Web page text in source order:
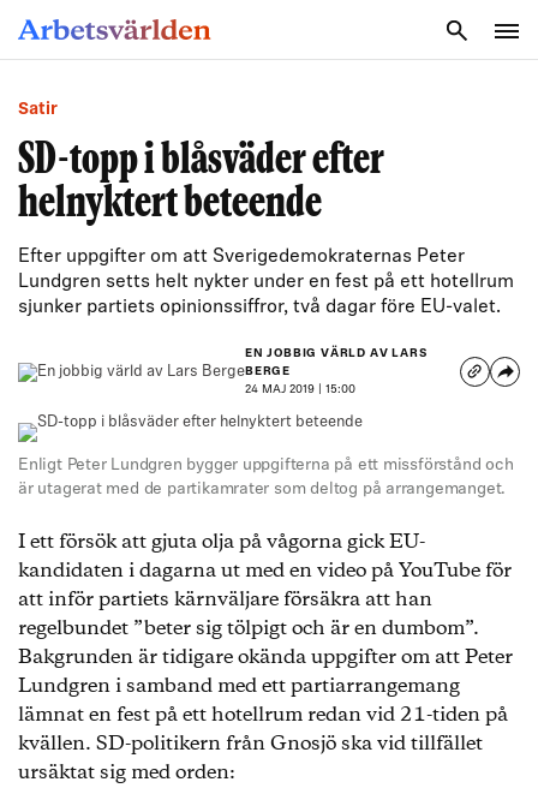
Satir
SD-topp i blåsväder efter
helnyktert beteende
Efter uppgifter om att Sverigedemokraternas Peter
Lundgren setts helt nykter under en fest på ett hotellrum
sjunker partiets opinionssiffror, två dagar före EU-valet.
EN JOBBIG VÄRLD AV LARS
BERGE
24 MAJ 2019 | 15:00
Enligt Peter Lundgren bygger uppgifterna på ett missförstånd och
är utagerat med de partikamrater som deltog på arrangemanget.
I ett försök att gjuta olja på vågorna gick EU-
kandidaten i dagarna ut med en video på YouTube för
att inför partiets kärnväljare försäkra att han
regelbundet ”beter sig tölpigt och är en dumbom”.
Bakgrunden är tidigare okända uppgifter om att Peter
Lundgren i samband med ett partiarrangemang
lämnat en fest på ett hotellrum redan vid 21-tiden på
kvällen. SD-politikern från Gnosjö ska vid tillfället
ursäktat sig med orden: